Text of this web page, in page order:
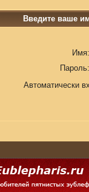
Введите ваше
Имя:
Пароль:
Автоматически